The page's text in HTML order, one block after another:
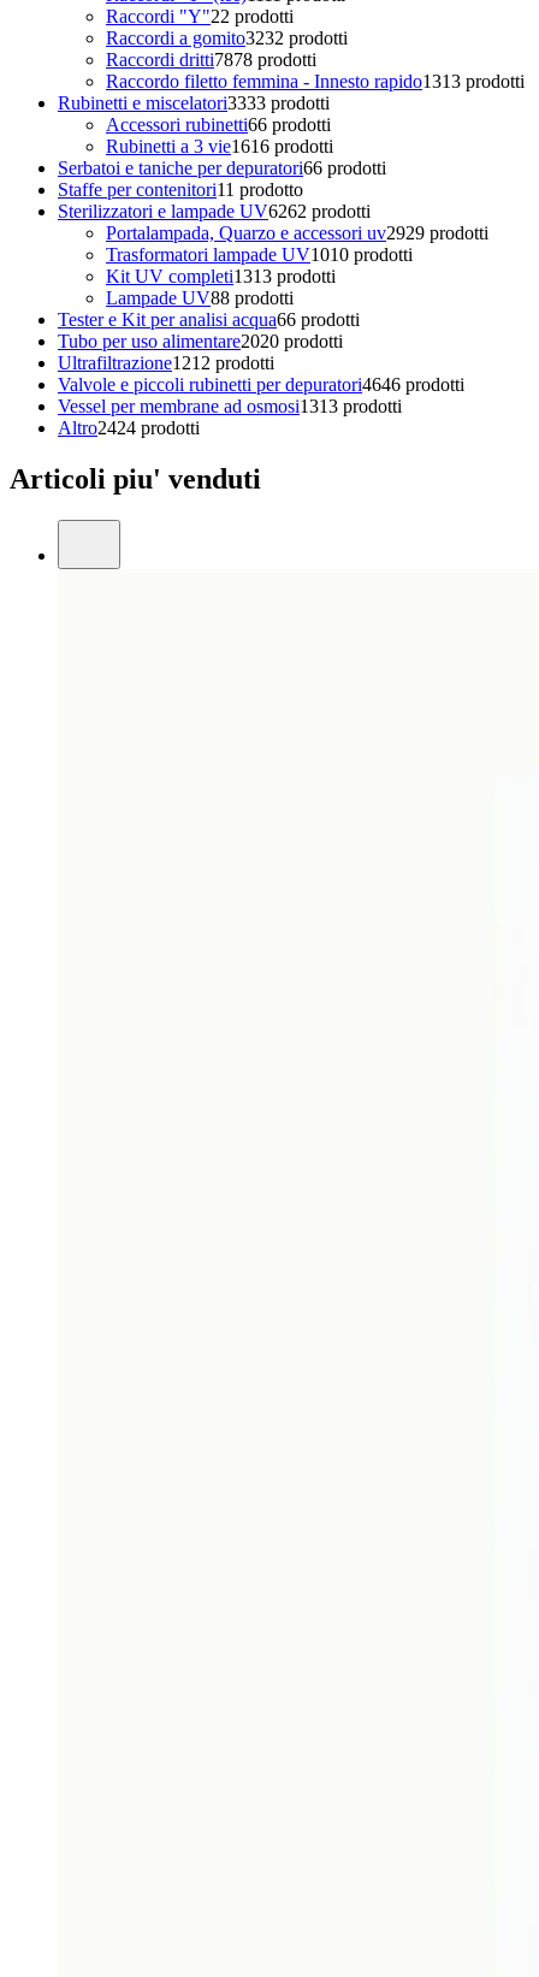
Raccordi "Y"22 prodotti
Raccordi a gomito3232 prodotti
Raccordi dritti7878 prodotti
Raccordo filetto femmina - Innesto rapido1313 prodotti
Rubinetti e miscelatori3333 prodotti
Accessori rubinetti66 prodotti
Rubinetti a 3 vie1616 prodotti
Serbatoi e taniche per depuratori66 prodotti
Staffe per contenitori11 prodotto
Sterilizzatori e lampade UV6262 prodotti
Portalampada, Quarzo e accessori uv2929 prodotti
Trasformatori lampade UV1010 prodotti
Kit UV completi1313 prodotti
Lampade UV88 prodotti
Tester e Kit per analisi acqua66 prodotti
Tubo per uso alimentare2020 prodotti
Ultrafiltrazione1212 prodotti
Valvole e piccoli rubinetti per depuratori4646 prodotti
Vessel per membrane ad osmosi1313 prodotti
Altro2424 prodotti
Articoli piu' venduti